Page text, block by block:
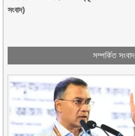
সংবাদ)
সম্পর্কিত সংবাদ